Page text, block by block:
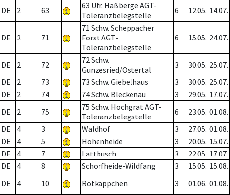
DE 2 63
63 Ufr. Haßberge AGT-
Toleranzbelegstelle
6 12.05. 14.07.
DE 2 71
71 Schw. Scheppacher
Forst AGT-
Toleranzbelegstelle
6 15.05. 24.07.
DE 2 72
72 Schw.
Gunzesried/Ostertal
3 30.05. 25.07.
DE
2 73 73 Schw. Giebelhaus 3 30.05. 25.07.
DE
2 74 74 Schw. Bleckenau 3 29.05. 17.07.
DE
2 75
75 Schw. Hochgrat AGT-
Toleranzbelegstelle
6 23.05. 01.08.
DE
4 3 Waldhof 3 27.05. 01.08.
DE
4 5 Hohenheide 3 20.05. 15.07.
DE
4 7 Lattbusch 3 22.05. 17.07.
DE
4 8 Schorfheide-Wildfang 3 15.05. 15.08.
DE
4 10 Rotkäppchen 3 01.06. 01.08.